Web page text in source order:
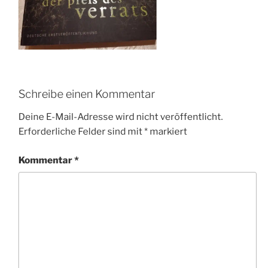
Schreibe einen Kommentar
Deine E-Mail-Adresse wird nicht veröffentlicht.
Erforderliche Felder sind mit* markiert
Kommentar*